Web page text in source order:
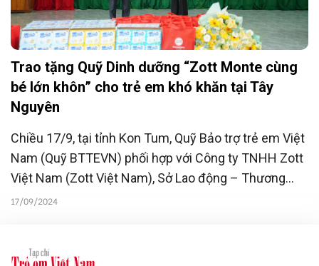
Trao tặng Quỹ Dinh dưỡng “Zott Monte cùng
bé lớn khôn” cho trẻ em khó khăn tại Tây
Nguyên
Chiều 17/9, tại tỉnh Kon Tum, Quỹ Bảo trợ trẻ em Việt
Nam (Quỹ BTTEVN) phối hợp với Công ty TNHH Zott
Việt Nam (Zott Việt Nam), Sở Lao động – Thương
binh và Xã hội tỉnh Kon Tum và chính quyền địa
quả và trao tặng 80.000 hũ váng sữa cho trẻ em
17/09/2024